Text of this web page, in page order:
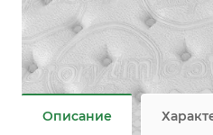
Состав
2.2%LYCRA/
Добавки
Пропитка
Плотность
—
423 гр/м2
Все характеристики
Описание